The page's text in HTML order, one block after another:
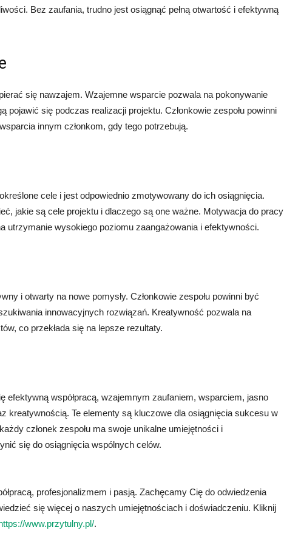
Bez zaufania, trudno jest osiągnąć pełną otwartość i efektywną
się nawzajem. Wzajemne wsparcie pozwala na pokonywanie
pojawić się podczas realizacji projektu. Członkowie zespołu powinni
innym członkom, gdy tego potrzebują.
cele i jest odpowiednio zmotywowany do ich osiągnięcia.
jakie są cele projektu i dlaczego są one ważne. Motywacja do pracy
utrzymanie wysokiego poziomu zaangażowania i efektywności.
i otwarty na nowe pomysły. Członkowie zespołu powinni być
innowacyjnych rozwiązań. Kreatywność pozwala na
co przekłada się na lepsze rezultaty.
efektywną współpracą, wzajemnym zaufaniem, wsparciem, jasno
kreatywnością. Te elementy są kluczowe dla osiągnięcia sukcesu w
członek zespołu ma swoje unikalne umiejętności i
się do osiągnięcia wspólnych celów.
profesjonalizmem i pasją. Zachęcamy Cię do odwiedzenia
się więcej o naszych umiejętnościach i doświadczeniu. Kliknij
www.przytulny.pl/.